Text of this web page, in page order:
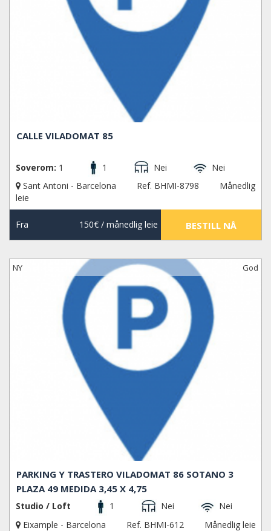
CALLE VILADOMAT 85
Soverom: 1 1 Nei
Nei
Sant Antoni - Barcelona
Ref. BHMI-8798
Månedlig
leie
Fra 150€/ månedlig leie BESTILL NÅ
NY God
PARKING Y TRASTERO VILADOMAT 86 SOTANO 3
PLAZA 49 MEDIDA 3,45 X 4,75
Studio / Loft 1 Nei
Nei
Eixample - Barcelona
Ref. BHMI-612 Månedlig leie